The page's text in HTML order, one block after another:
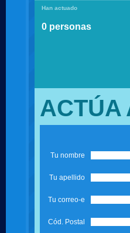
Han actuado
0 personas
ACTÚA
Tu nombre
Tu apellido
Tu correo-e
Cód. Postal